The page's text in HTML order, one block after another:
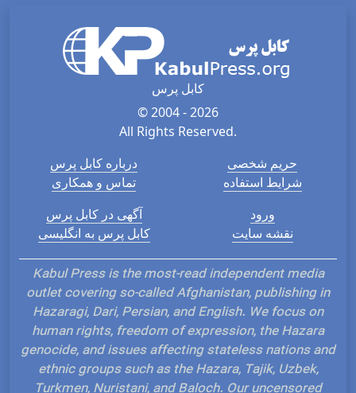
کابل پرس
© 2004 - 2026
All Rights Reserved.
درباره کابل پرس
تماس و همکاری
حریم شخصی
شرایط استفاده
آگهی در کابل پرس
کابل پرس به انگلیسی
ورود
نقشه سایت
Kabul Press is the most-read independent media
outlet covering so-called Afghanistan, publishing in
Hazaragi, Dari, Persian, and English. We focus on
human rights, freedom of expression, the Hazara
genocide, and issues affecting stateless nations and
ethnic groups such as the Hazara, Tajik, Uzbek,